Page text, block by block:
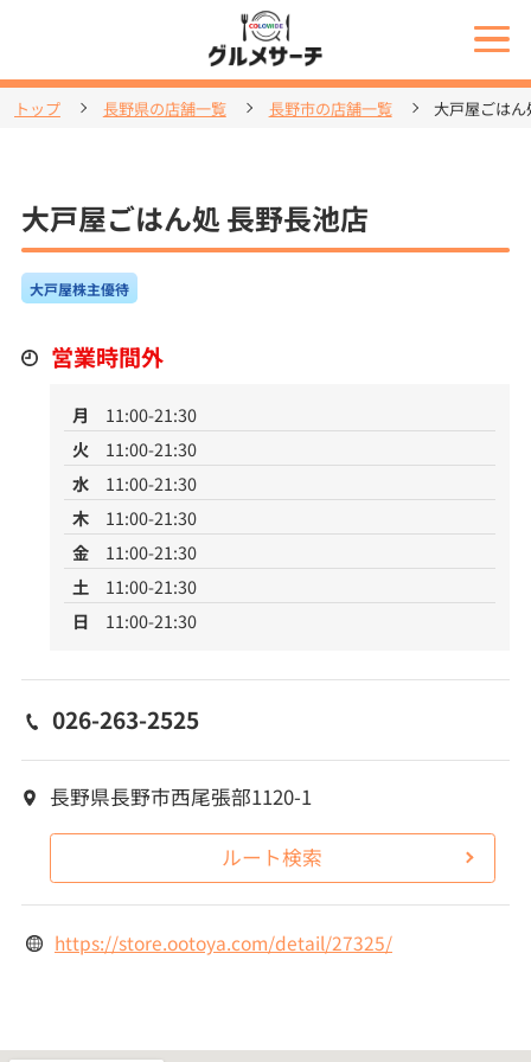
トップ 長野県の店舗一覧 長野市の店舗一覧 大戸屋ごは
大戸屋ごはん処 長野長池店
大戸屋株主優待
営業時間外
月
11:00-21:30
火
11:00-21:30
水
11:00-21:30
木
11:00-21:30
金
11:00-21:30
土
11:00-21:30
日
11:00-21:30
026-263-2525
長野県長野市西尾張部1120-1
ルート検索
https://store.ootoya.com/detail/27325/